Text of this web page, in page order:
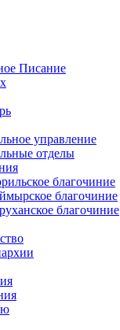
Писание
управление
отделы
благочиние
благочиние
благочиние